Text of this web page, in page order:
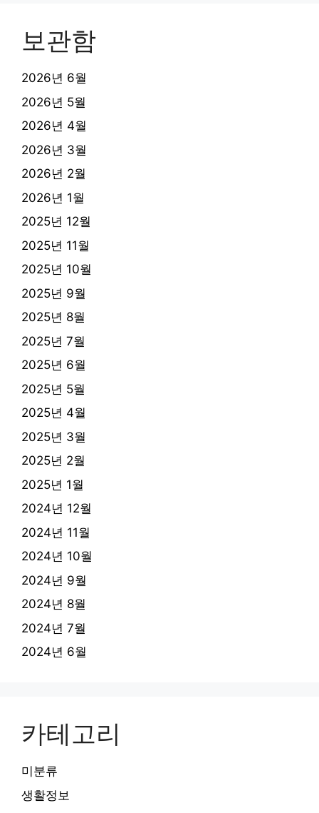
보관함
2026년 6월
2026년 5월
2026년 4월
2026년 3월
2026년 2월
2026년 1월
2025년 12월
2025년 11월
2025년 10월
2025년 9월
2025년 8월
2025년 7월
2025년 6월
2025년 5월
2025년 4월
2025년 3월
2025년 2월
2025년 1월
2024년 12월
2024년 11월
2024년 10월
2024년 9월
2024년 8월
2024년 7월
2024년 6월
카테고리
미분류
생활정보